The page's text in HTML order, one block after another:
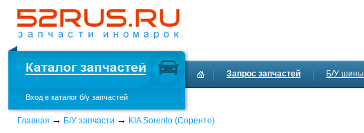
Вход в каталог б/у запчастей
Запрос запчастей Б/У шины
Главная → Б/У запчасти → KIA Sorento (Соренто)